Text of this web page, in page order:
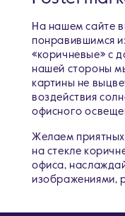
На нашем сайте
понравившимся
«коричневые» c
нашей стороны
картины не
воздействия
офисного
Желаем
на стекле
офиса,
изображениями,